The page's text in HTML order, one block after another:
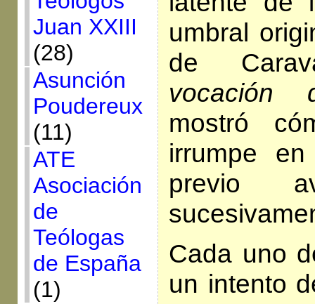
Juan XXIII
(28)
Asunción
Poudereux
(11)
ATE
Asociación
de
Teólogas
de España
(1)
umbral
de
vocación
mostró
irrumpe
previo
Cada uno
un intento